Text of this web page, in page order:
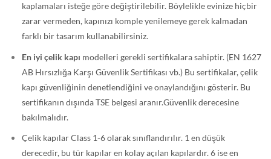
kaplamaları isteğe göre değiştirilebilir. Böylelikle evinize hiçbir
zarar vermeden, kapınızı komple yenilemeye gerek kalmadan
farklı bir tasarım kullanabilirsiniz.
En iyi çelik kapı modelleri gerekli sertifikalara sahiptir. (EN 1627
AB Hırsızlığa Karşı Güvenlik Sertifikası vb.) Bu sertifikalar, çelik
kapı güvenliğinin denetlendiğini ve onaylandığını gösterir. Bu
sertifikanın dışında TSE belgesi aranır.Güvenlik derecesine
bakılmalıdır.
Çelik kapılar Class 1-6 olarak sınıflandırılır. 1 en düşük
derecedir, bu tür kapılar en kolay açılan kapılardır. 6 ise en